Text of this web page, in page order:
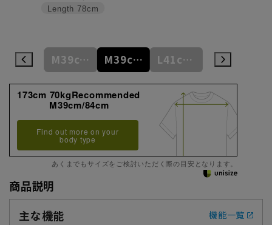
Length 78cm
S37cm/82cm M39cm/80cm M39cm/84cm L41cm/82cm
173cm 70kgRecommended
M39cm/84cm
Find out more on your
body type
あくまでもサイズをご検討いただく際の目安となります。
商品説明
主な機能
機能一覧